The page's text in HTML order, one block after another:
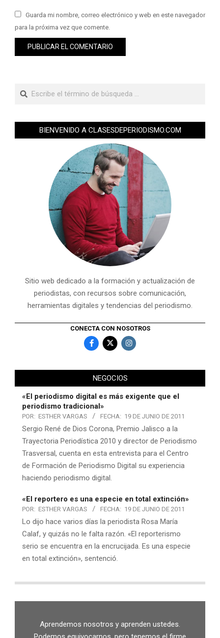
Guarda mi nombre, correo electrónico y web en este navegador
para la próxima vez que comente.
BIENVENIDO A CLASESDEPERIODISMO.COM
Sitio web dedicado a la formación y actualización de
periodistas, con recursos sobre comunicación,
herramientas digitales y tendencias del periodismo.
CONECTA CON NOSOTROS
NEGOCIOS
«El periodismo digital es más exigente que el
periodismo tradicional»
POR: ESTHER VARGAS FECHA: 19 DE JUNIO DE 2011
Sergio René de Dios Corona, Premio Jalisco a la
Trayectoria Periodística 2010 y director de Periodismo
Trasversal, cuenta en esta entrevista para el Centro
de Formación de Periodismo Digital su experiencia
haciendo periodismo digital.
«El reportero es una especie en total extinción»
POR: ESTHER VARGAS FECHA: 19 DE JUNIO DE 2011
Lo dijo hace varios días la periodista Rosa María
Calaf, y quizás no le falta razón. «El reporterismo
serio se encuentra en la encrucijada. Es una especie
en total extinción», sentenció.
Aprendemos nosotros y aprenden ustedes.